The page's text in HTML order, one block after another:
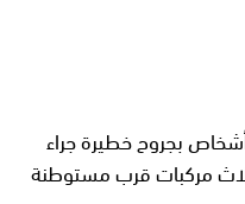
5 أشخاص بجروح خطيرة جراء
مركبات قرب مستوطنة